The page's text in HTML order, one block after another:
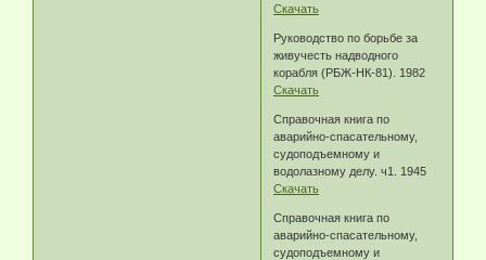
Скачать
Руководство по борьбе за
живучесть надводного
корабля (РБЖ-НК-81). 1982
Скачать
Справочная книга по
аварийно-спасательному,
судоподъемному и
водолазному делу. ч1. 1945
Скачать
Справочная книга по
аварийно-спасательному,
судоподъемному и